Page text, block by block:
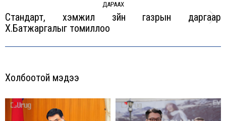
ДАРААХ
Next
Стандарт, хэмжил зүйн газрын даргаар
Х.Батжаргалыг томиллоо
Холбоотой мэдээ